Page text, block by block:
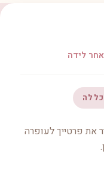
לידה
את פרטייך לעופרה